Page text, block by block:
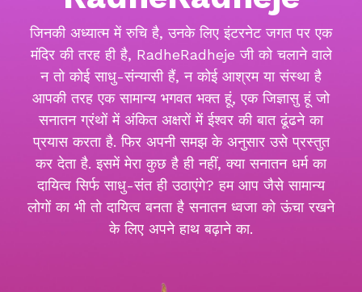
जिनकी अध्यात्म में रुचि है, उनके लिए इंटरनेट जगत पर एक
मंदिर की तरह ही है, RadheRadheje जी को चलाने वाले
न तो कोई साधु-संन्यासी हैं, न कोई आश्रम या संस्था है
आपकी तरह एक सामान्य भगवत भक्त हूं, एक जिज्ञासु हूं जो
सनातन ग्रंथों में अंकित अक्षरों में ईश्वर की बात ढूंढने का
प्रयास करता है. फिर अपनी समझ के अनुसार उसे प्रस्तुत
कर देता है. इसमें मेरा कुछ है ही नहीं, क्या सनातन धर्म का
दायित्व सिर्फ साधु-संत ही उठाएंगे? हम आप जैसे सामान्य
लोगों का भी तो दायित्व बनता है सनातन ध्वजा को ऊंचा रखने
के लिए अपने हाथ बढ़ाने का.